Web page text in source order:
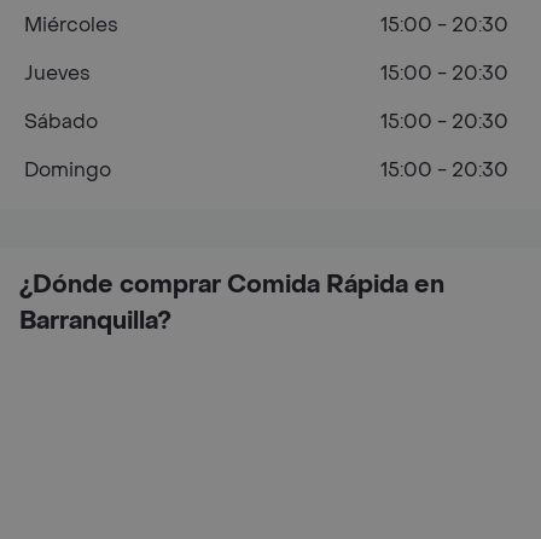
¿Dónde comprar Comida Rápida en
Barranquilla?
Miércoles
15:00 - 20:30
Jueves
15:00 - 20:30
Sábado
15:00 - 20:30
Domingo
15:00 - 20:30